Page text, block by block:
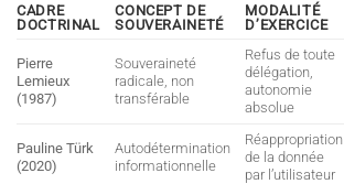
CADRE
DOCTRINAL
CONCEPT DE
SOUVERAINETÉ
MODALITÉ
D’EXERCICE
Pierre
Lemieux
(1987)
Souveraineté
radicale, non
transférable
Refus de toute
délégation,
autonomie
absolue
Pauline Türk
(2020)
Autodétermination
informationnelle
Réappropriation
de la donnée
par l’utilisateur